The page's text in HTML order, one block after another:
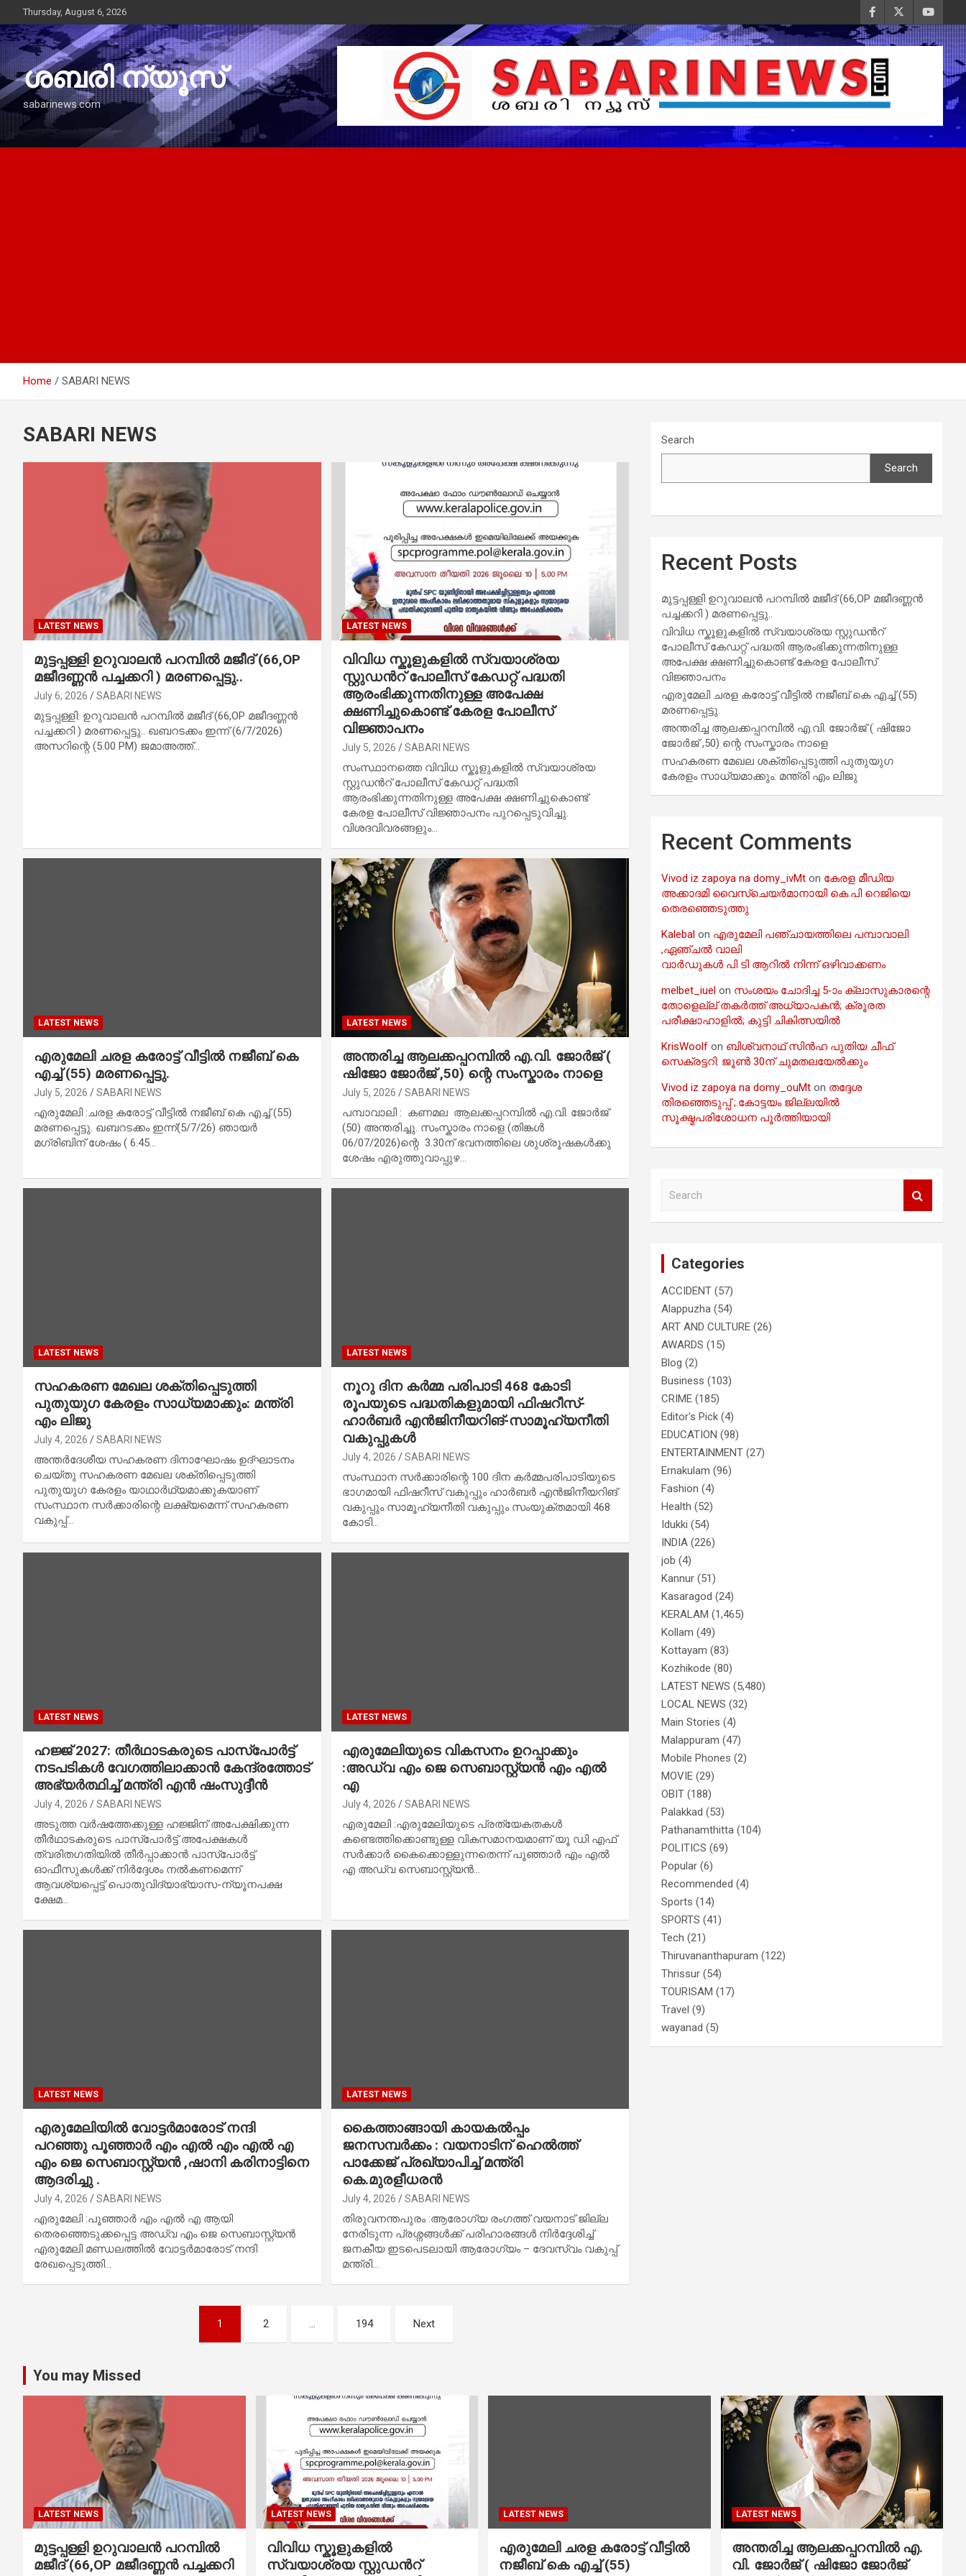
to
content
Thursday, August 6, 2026
ശബരി ന്യൂസ്
sabarinews.com
Home SABARI NEWS
SABARI NEWS
LATEST NEWS
മുട്ടപ്പള്ളി ഉറുവാലൻ പറമ്പിൽ മജീദ് (66,OP
മജീദണ്ണൻ പച്ചക്കറി ) മരണപ്പെട്ടു..
July 6, 2026 SABARI NEWS
മുട്ടപ്പള്ളി: ഉറുവാലൻ പറമ്പിൽ മജീദ് (66,OP മജീദണ്ണൻ
പച്ചക്കറി ) മരണപ്പെട്ടു.. ഖബറടക്കം ഇന്ന് (6/7/2026)
അസറിന്റെ (5.00 PM) ജമാഅത്ത്…
LATEST NEWS
വിവിധ സ്കൂളുകളില്‍ സ്വയാശ്രയ
സ്റ്റുഡന്‍റ് പോലീസ് കേഡറ്റ് പദ്ധതി
ആരംഭിക്കുന്നതിനുള്ള അപേക്ഷ
ക്ഷണിച്ചുകൊണ്ട് കേരള പോലീസ്
വിജ്ഞാപനം
July 5, 2026 SABARI NEWS
സംസ്ഥാനത്തെ വിവിധ സ്കൂളുകളില്‍ സ്വയാശ്രയ
സ്റ്റുഡന്‍റ് പോലീസ് കേഡറ്റ് പദ്ധതി
ആരംഭിക്കുന്നതിനുള്ള അപേക്ഷ ക്ഷണിച്ചുകൊണ്ട്
കേരള പോലീസ് വിജ്ഞാപനം പുറപ്പെടുവിച്ചു.
വിശദവിവരങ്ങളും…
LATEST NEWS
എരുമേലി ചരള കരോട്ട് വീട്ടിൽ നജീബ് കെ
എച്ച് (55) മരണപ്പെട്ടു.
July 5, 2026 SABARI NEWS
എരുമേലി :ചരള കരോട്ട് വീട്ടിൽ നജീബ് കെ എച്ച് (55)
മരണപ്പെട്ടു. ഖബറടക്കം ഇന്ന്(5/7/26) ഞായർ
മഗ്‌രിബിന് ശേഷം ( 6.45…
LATEST NEWS
അന്തരിച്ച ആ​ല​ക്ക​പ്പ​റമ്പിൽ​ എ.​വി. ജോ​ർ​ജ് (
ഷിജോ ജോർജ് ,50) ന്റെ സംസ്കാരം നാളെ
July 5, 2026 SABARI NEWS
പമ്പാവാലി : ക​ണ​മ​ല ആ​ല​ക്ക​പ്പ​റമ്പിൽ എ.​വി. ജോ​ർ​ജ്
(50) അ​ന്ത​രി​ച്ചു. സം​സ്കാ​രം നാ​ളെ (തിങ്കൾ
06/07/2026)ന്റെ 3.30ന് ​ഭ​വ​ന​ത്തി​ലെ ശു​ശ്രൂ​ഷ​ക​ൾ​ക്കു
ശേ​ഷം എ​രു​ത്തു​വാ​പ്പു​ഴ…
LATEST NEWS
സഹകരണ മേഖല ശക്തിപ്പെടുത്തി
പുതുയുഗ കേരളം സാധ്യമാക്കും: മന്ത്രി
എം ലിജു
July 4, 2026 SABARI NEWS
അന്തർദേശീയ സഹകരണ ദിനാഘോഷം ഉദ്ഘാടനം
ചെയ്തു സഹകരണ മേഖല ശക്തിപ്പെടുത്തി
പുതുയുഗ കേരളം യാഥാർഥ്യമാക്കുകയാണ്
സംസ്ഥാന സർക്കാരിന്റെ ലക്ഷ്യമെന്ന് സഹകരണ
വകുപ്പ്…
LATEST NEWS
നൂറു ദിന കർമ്മ പരിപാടി 468 കോടി
രൂപയുടെ പദ്ധതികളുമായി ഫിഷറീസ്-
ഹാർബർ എൻജിനീയറിങ്-സാമൂഹ്യനീതി
വകുപ്പുകൾ
July 4, 2026 SABARI NEWS
സംസ്ഥാന സർക്കാരിന്റെ 100 ദിന കർമ്മപരിപാടിയുടെ
ഭാഗമായി ഫിഷറീസ് വകുപ്പും ഹാർബർ എൻജിനീയറിങ്
വകുപ്പും സാമൂഹ്യനീതി വകുപ്പും സംയുക്തമായി 468
കോടി…
LATEST NEWS
ഹജ്ജ് 2027: തീർഥാടകരുടെ പാസ്പോർട്ട്
നടപടികൾ വേഗത്തിലാക്കാൻ കേന്ദ്രത്തോട്
അഭ്യർത്ഥിച്ച് മന്ത്രി എൻ ഷംസുദ്ദീൻ
July 4, 2026 SABARI NEWS
അടുത്ത വർഷത്തേക്കുള്ള ഹജ്ജിന് അപേക്ഷിക്കുന്ന
തീർഥാടകരുടെ പാസ്പോർട്ട് അപേക്ഷകൾ
ത്വരിതഗതിയിൽ തീർപ്പാക്കാൻ പാസ്പോർട്ട്
ഓഫീസുകൾക്ക് നിർദ്ദേശം നൽകണമെന്ന്
ആവശ്യപ്പെട്ട് പൊതുവിദ്യാഭ്യാസ-ന്യൂനപക്ഷ
ക്ഷേമ…
LATEST NEWS
എരുമേലിയുടെ വികസനം ഉറപ്പാക്കും
:അഡ്വ എം ജെ സെബാസ്റ്റ്യൻ എം എൽ
എ
July 4, 2026 SABARI NEWS
എരുമേലി :എരുമേലിയുടെ പ്രത്യേകതകൾ
കണ്ടെത്തിക്കൊണ്ടുള്ള വികസമാനയമാണ് യൂ ഡി എഫ്
സർക്കാർ കൈക്കൊള്ളുന്നതെന്ന് പൂഞ്ഞാർ എം എൽ
എ അഡ്വ സെബാസ്റ്റ്യൻ…
LATEST NEWS
എരുമേലിയിൽ വോട്ടർമാരോട് നന്ദി
പറഞ്ഞു പൂഞ്ഞാർ എം എൽ എം എൽ എ
എം ജെ സെബാസ്റ്റ്യൻ ,ഷാനി കരിനാട്ടിനെ
ആദരിച്ചു .
July 4, 2026 SABARI NEWS
എരുമേലി :പൂഞ്ഞാർ എം എൽ എ ആയി
തെരഞ്ഞെടുക്കപ്പെട്ട അഡ്വ എം ജെ സെബാസ്റ്റ്യൻ
എരുമേലി മണ്ഡലത്തിൽ വോട്ടർമാരോട് നന്ദി
രേഖപ്പെടുത്തി…
LATEST NEWS
കൈത്താങ്ങായി കായകൽപ്പം
ജനസമ്പർക്കം : വയനാടിന് ഹെൽത്ത്
പാക്കേജ് പ്രഖ്യാപിച്ച് മന്ത്രി
കെ.മുരളീധരൻ
July 4, 2026 SABARI NEWS
തിരുവനന്തപുരം :ആരോഗ്യ രംഗത്ത് വയനാട് ജില്ല
നേരിടുന്ന പ്രശ്നങ്ങൾക്ക് പരിഹാരങ്ങൾ നിർദ്ദേശിച്ച്
ജനകീയ ഇടപെടലായി ആരോഗ്യം – ദേവസ്വം വകുപ്പ്
മന്ത്രി…
1 2 194 Next
Search
Search
Recent Posts
മുട്ടപ്പള്ളി ഉറുവാലൻ പറമ്പിൽ മജീദ് (66,OP മജീദണ്ണൻ
പച്ചക്കറി ) മരണപ്പെട്ടു..
വിവിധ സ്കൂളുകളില്‍ സ്വയാശ്രയ സ്റ്റുഡന്‍റ്
പോലീസ് കേഡറ്റ് പദ്ധതി ആരംഭിക്കുന്നതിനുള്ള
അപേക്ഷ ക്ഷണിച്ചുകൊണ്ട് കേരള പോലീസ്
വിജ്ഞാപനം
എരുമേലി ചരള കരോട്ട് വീട്ടിൽ നജീബ് കെ എച്ച് (55)
മരണപ്പെട്ടു.
അന്തരിച്ച ആ​ല​ക്ക​പ്പ​റമ്പിൽ​ എ.​വി. ജോ​ർ​ജ് ( ഷിജോ
ജോർജ് ,50) ന്റെ സംസ്കാരം നാളെ
സഹകരണ മേഖല ശക്തിപ്പെടുത്തി പുതുയുഗ
കേരളം സാധ്യമാക്കും: മന്ത്രി എം ലിജു
Recent Comments
Vivod iz zapoya na domy_ivMt on കേരള മീഡിയ
അക്കാദമി വൈസ്ചെയർമാനായി കെ.പി റെജിയെ
തെരഞ്ഞെടുത്തു
Kalebal on എരുമേലി പഞ്ചായത്തിലെ പമ്പാവാലി
,ഏഞ്ചൽ വാലി
വാർഡുകൾ പി ടി ആറിൽ നിന്ന് ഒഴിവാക്കണം
melbet_iuel on സംശയം ചോദിച്ച 5-ാം ക്ലാസുകാരന്റെ
തോളെല്ല് തകർത്ത് അധ്യാപകൻ; ക്രൂരത
പരീക്ഷാഹാളിൽ; കുട്ടി ചികിത്സയിൽ
KrisWoolf on ബിശ്വനാഥ് സിൻഹ പുതിയ ചീഫ്
സെക്രട്ടറി: ജൂൺ 30ന് ചുമതലയേൽക്കും
Vivod iz zapoya na domy_ouMt on തദ്ദേശ
തിരഞ്ഞെടുപ്പ് ;.കോട്ടയം ജില്ലയിൽ
സൂക്ഷ്മപരിശോധന പൂർത്തിയായി
Categories
ACCIDENT (57)
Alappuzha (54)
ART AND CULTURE (26)
AWARDS (15)
Blog (2)
Business (103)
CRIME (185)
Editor's Pick (4)
EDUCATION (98)
ENTERTAINMENT (27)
Ernakulam (96)
Fashion (4)
Health (52)
Idukki (54)
INDIA (226)
job (4)
Kannur (51)
Kasaragod (24)
KERALAM (1,465)
Kollam (49)
Kottayam (83)
Kozhikode (80)
LATEST NEWS (5,480)
LOCAL NEWS (32)
Main Stories (4)
Malappuram (47)
Mobile Phones (2)
MOVIE (29)
OBIT (188)
Palakkad (53)
Pathanamthitta (104)
POLITICS (69)
Popular (6)
Recommended (4)
Sports (14)
SPORTS (41)
Tech (21)
Thiruvananthapuram (122)
Thrissur (54)
TOURISAM (17)
Travel (9)
wayanad (5)
You may Missed
LATEST NEWS
മുട്ടപ്പള്ളി ഉറുവാലൻ പറമ്പിൽ
മജീദ് (66,OP മജീദണ്ണൻ പച്ചക്കറി
LATEST NEWS
വിവിധ സ്കൂളുകളില്‍
സ്വയാശ്രയ സ്റ്റുഡന്‍റ്
LATEST NEWS
എരുമേലി ചരള കരോട്ട് വീട്ടിൽ
നജീബ് കെ എച്ച് (55)
LATEST NEWS
അന്തരിച്ച ആ​ല​ക്ക​പ്പ​റമ്പിൽ​ എ.​
വി. ജോ​ർ​ജ് ( ഷിജോ ജോർജ്